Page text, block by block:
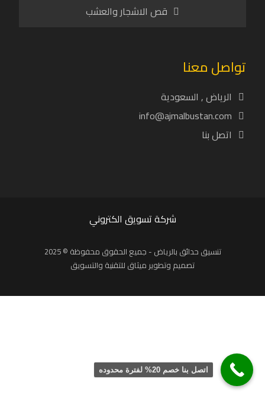
قص الاشجار والعشب
تواصل معنا
الرياض , السعودية
info@ajmalbustan.com
اتصل بنا
شركة تسويق الكتروني
تنسيق حدائق بالرياض - جميع الحقوق محفوظة © 2025
تصميم وتطوير ميثاق للتقنية والتسويق
اتصل بنا خصم 20% لفترة محدوده